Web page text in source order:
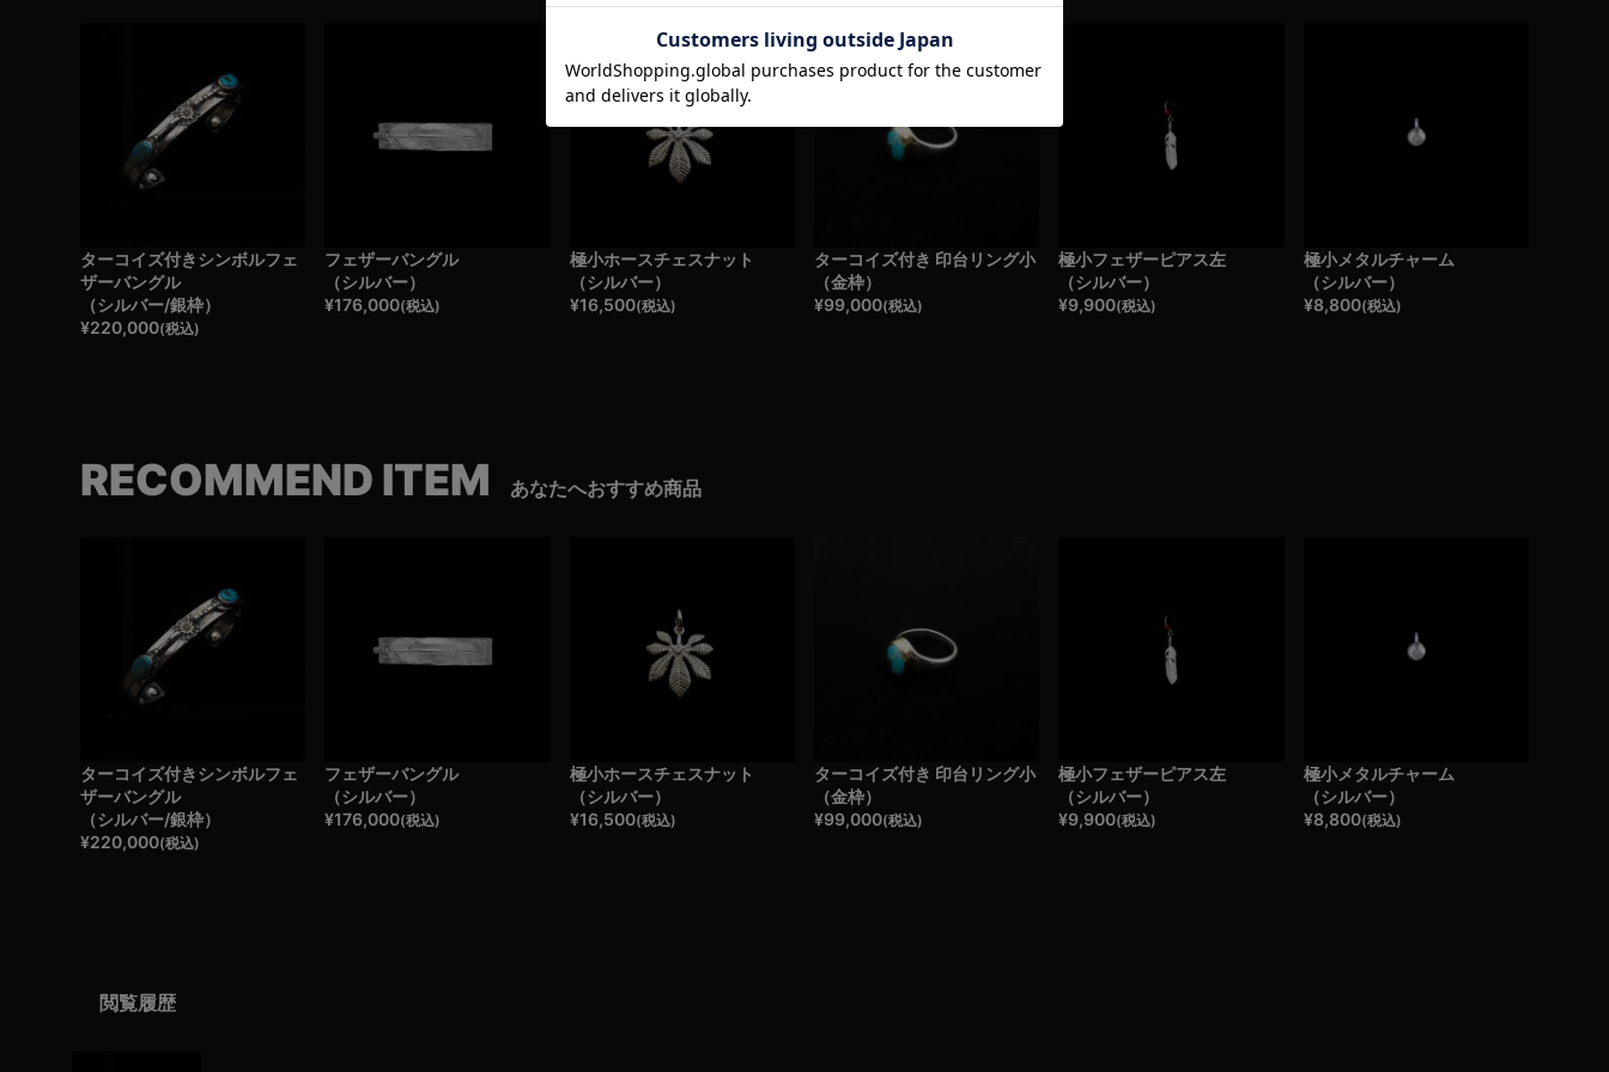
ターコイズ付きシンボルフェ
ザーバングル
（シルバー/銀枠）
¥220,000(税込)
フェザーバングル
（シルバー）
¥176,000(税込)
極小ホースチェスナット
（シルバー）
¥16,500(税込)
ターコイズ付き 印台リング小
（金枠）
¥99,000(税込)
極小フェザーピアス左
（シルバー）
¥9,900(税込)
極小メタルチャーム
（シルバー）
¥8,800(税込)
RECOMMEND ITEM あなたへおすすめ商品
ターコイズ付きシンボルフェ
ザーバングル
（シルバー/銀枠）
¥220,000(税込)
フェザーバングル
（シルバー）
¥176,000(税込)
極小ホースチェスナット
（シルバー）
¥16,500(税込)
ターコイズ付き 印台リング小
（金枠）
¥99,000(税込)
極小フェザーピアス左
（シルバー）
¥9,900(税込)
極小メタルチャーム
（シルバー）
¥8,800(税込)
閲覧履歴